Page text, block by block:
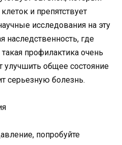
и препятствует
исследования на эту
наследственность, где
профилактика очень
улучшить общее состояние
серьезную болезнь.
попробуйте